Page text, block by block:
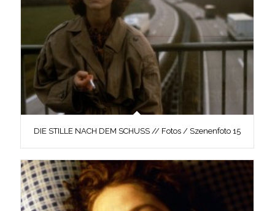
DIE STILLE NACH DEM SCHUSS // Fotos / Szenenfoto 15